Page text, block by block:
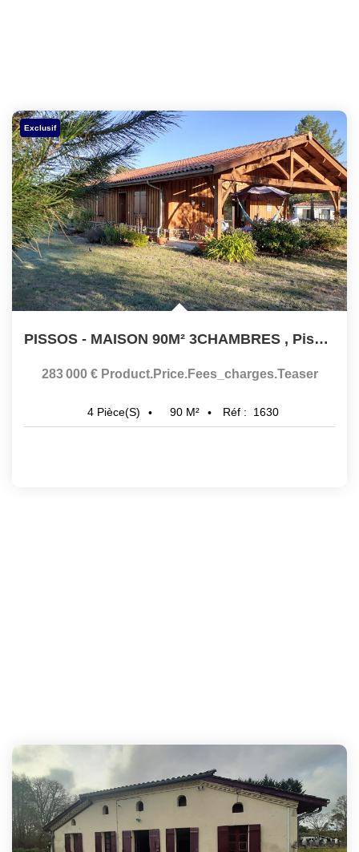
Exclusif
PISSOS - MAISON 90M² 3CHAMBRES , Pissos
283 000 € Product.price.fees_charges.teaser
4 Pièce(s) 90 M² Réf : 1630